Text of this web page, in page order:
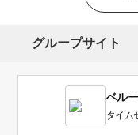
グループサイト
ベル
タイム